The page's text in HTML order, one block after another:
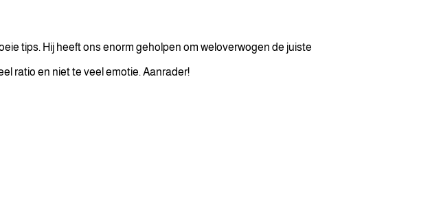
tips. Hij heeft ons enorm geholpen om weloverwogen de juiste
ratio en niet te veel emotie. Aanrader!